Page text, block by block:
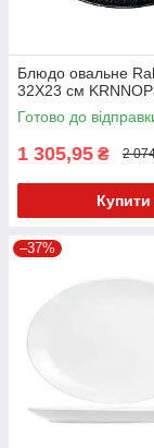
Блюдо овальне
32X23 см
Готово до
1 305,95 ₴ 2
Купити
–37%